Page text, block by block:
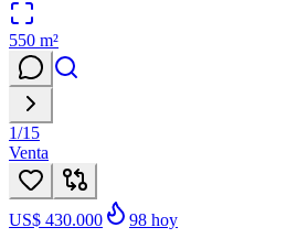
550 m²
1/15
Venta
US$ 430.000 98 hoy